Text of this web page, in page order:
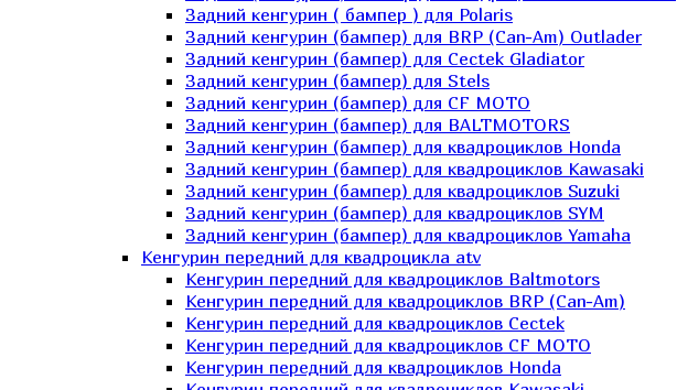
Задний кенгурин ( бампер ) для Polaris
Задний кенгурин (бампер) для BRP (Can-Am) Outlader
Задний кенгурин (бампер) для Cectek Gladiator
Задний кенгурин (бампер) для Stels
Задний кенгурин (бампер) для СF MOTO
Задний кенгурин (бампер) для BALTMOTORS
Задний кенгурин (бампер) для квадроциклов Honda
Задний кенгурин (бампер) для квадроциклов Kawasaki
Задний кенгурин (бампер) для квадроциклов Suzuki
Задний кенгурин (бампер) для квадроциклов SYM
Задний кенгурин (бампер) для квадроциклов Yamaha
Кенгурин передний для квадроцикла atv
Кенгурин передний для квадроциклов Baltmotors
Кенгурин передний для квадроциклов BRP (Can-Am)
Кенгурин передний для квадроциклов Cectek
Кенгурин передний для квадроциклов CF MOTO
Кенгурин передний для квадроциклов Honda